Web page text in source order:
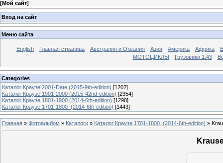
[Мой сайт]
Вход на сайт
Меню сайта
English Главная страница Австралия и Океания Азия Америка Африка
МОТОЦИКЛЫ
Грузовики 1:43
Categories
Каталог Краузе 2001-Date (2015-9th-edition) [1202]
Каталог Краузе 1901-2000 (2015-42nd-edition) [2354]
Каталог Краузе 1801-1900 (2014-6th-edition) [1298]
Каталог Краузе 1701-1800_(2014-6th-edition) [1443]
Главная » Фотоальбом » Каталоги » Каталог Краузе 1701-1800_(2014-6th-edition) »